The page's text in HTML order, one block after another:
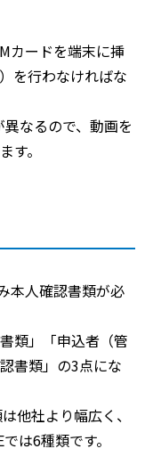
カードを端末に挿
を行わなければな
なるので、動画を
す。
本人確認書類が必
類」「申込者（管
書類」の3点にな
他社より幅広く、
は6種類です。